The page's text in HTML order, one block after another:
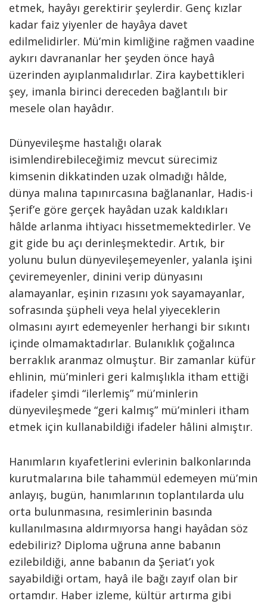
etmek, hayâyı gerektirir şeylerdir. Genç kızlar
kadar faiz yiyenler de hayâya davet
edilmelidirler. Mü’min kimliğine rağmen vaadine
aykırı davrananlar her şeyden önce hayâ
üzerinden ayıplanmalıdırlar. Zira kaybettikleri
şey, imanla birinci dereceden bağlantılı bir
mesele olan hayâdır.
Dünyevileşme hastalığı olarak
isimlendirebileceğimiz mevcut sürecimiz
kimsenin dikkatinden uzak olmadığı hâlde,
dünya malına tapınırcasına bağlananlar, Hadis-i
Şerif’e göre gerçek hayâdan uzak kaldıkları
hâlde arlanma ihtiyacı hissetmemektedirler. Ve
git gide bu açı derinleşmektedir. Artık, bir
yolunu bulun dünyevileşemeyenler, yalanla işini
çeviremeyenler, dinini verip dünyasını
alamayanlar, eşinin rızasını yok sayamayanlar,
sofrasında şüpheli veya helal yiyeceklerin
olmasını ayırt edemeyenler herhangi bir sıkıntı
içinde olmamaktadırlar. Bulanıklık çoğalınca
berraklık aranmaz olmuştur. Bir zamanlar küfür
ehlinin, mü’minleri geri kalmışlıkla itham ettiği
ifadeler şimdi “ilerlemiş” mü’minlerin
dünyevileşmede “geri kalmış” mü’minleri itham
etmek için kullanabildiği ifadeler hâlini almıştır.
Hanımların kıyafetlerini evlerinin balkonlarında
kurutmalarına bile tahammül edemeyen mü’min
anlayış, bugün, hanımlarının toplantılarda ulu
orta bulunmasına, resimlerinin basında
kullanılmasına aldırmıyorsa hangi hayâdan söz
edebiliriz? Diploma uğruna anne babanın
ezilebildiği, anne babanın da Şeriat’ı yok
sayabildiği ortam, hayâ ile bağı zayıf olan bir
ortamdır. Haber izleme, kültür artırma gibi